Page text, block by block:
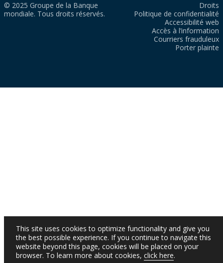
© 2025 Groupe de la Banque
mondiale. Tous droits réservés.
Droits
Politique de confidentialité
Accessibilité web
Accès à l’information
Courriers frauduleux
Porter plainte
This site uses cookies to optimize functionality and give you
the best possible experience. If you continue to navigate this
website beyond this page, cookies will be placed on your
browser. To learn more about cookies, click here.